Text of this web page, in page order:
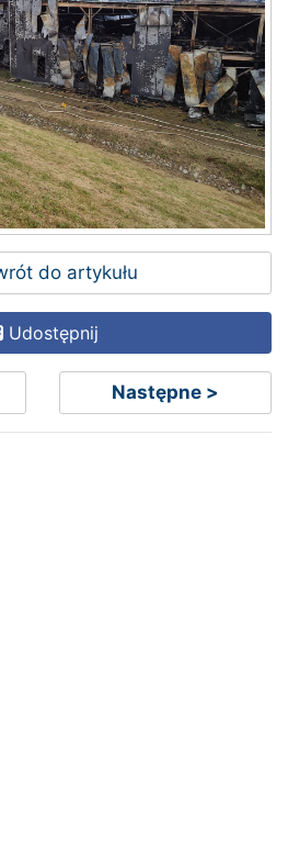
do artykułu
Udostępnij
Następne >